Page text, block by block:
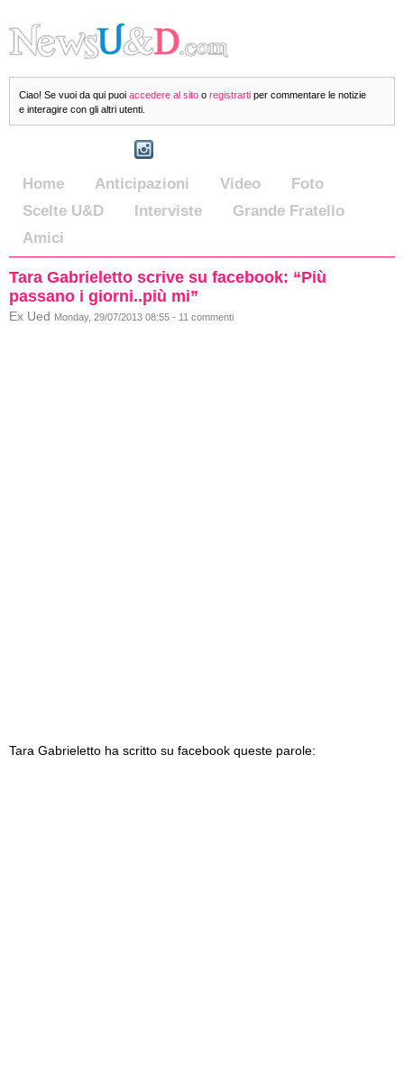
Ciao! Se vuoi da qui puoi accedere al sito o registrarti per commentare le notizie
e interagire con gli altri utenti.
Home Anticipazioni Video
Foto
Scelte U&D
Interviste
Grande Fratello
Amici
Tara Gabrieletto scrive su facebook: “Più
passano i giorni..più mi”
Ex Ued Monday, 29/07/2013 08:55 - 11 commenti
Tara Gabrieletto ha scritto su facebook queste parole: